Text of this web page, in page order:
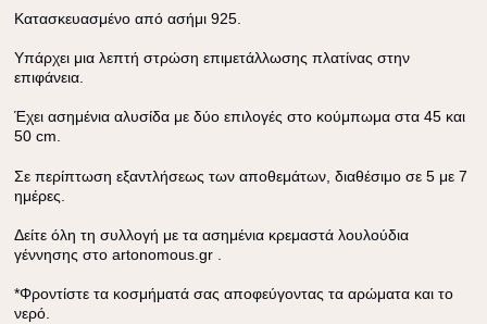
Κατασκευασμένο από ασήμι 925.
Υπάρχει μια λεπτή στρώση επιμετάλλωσης πλατίνας στην
επιφάνεια.
Έχει ασημένια αλυσίδα με δύο επιλογές στο κούμπωμα στα 45 και
50 cm.
Σε περίπτωση εξαντλήσεως των αποθεμάτων, διαθέσιμο σε 5 με 7
ημέρες.
Δείτε όλη τη συλλογή με τα ασημένια κρεμαστά λουλούδια
γέννησης στοartonomous.gr
*Φροντίστε τα κοσμήματά σας αποφεύγοντας τα αρώματα και το
νερό.